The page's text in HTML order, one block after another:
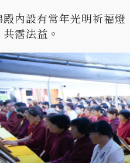
內設有常年光明祈福
霑法益。